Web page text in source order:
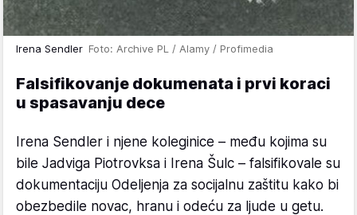
Irena Sendler Foto: Archive PL / Alamy / Profimedia
Falsifikovanje dokumenata i prvi koraci
u spasavanju dece
Irena Sendler i njene koleginice – među kojima su
bile Jadviga Piotrovksa i Irena Šulc – falsifikovale su
dokumentaciju Odeljenja za socijalnu zaštitu kako bi
obezbedile novac, hranu i odeću za ljude u getu.